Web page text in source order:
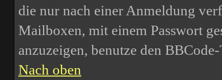
die nur nach einer Anmeldung
Mailboxen, mit einem Passwort
anzuzeigen, benutze den
Nach oben